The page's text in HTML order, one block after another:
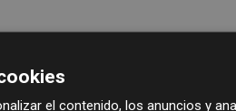
el contenido, los anuncios y